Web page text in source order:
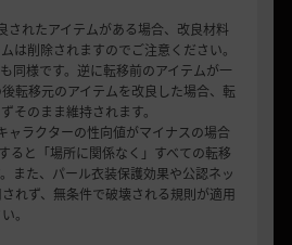
されたアイテムがある場合、改良材料
は削除されますのでご注意ください。
同様です。逆に転移前のアイテムが一
転移元のアイテムを改良した場合、転
そのまま維持されます。
ャラクターの性向値がマイナスの場合
ると「場所に関係なく」すべての転移
また、パール衣装保護効果や公認ネッ
れず、無条件で破壊される規則が適用
。